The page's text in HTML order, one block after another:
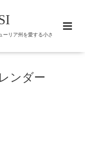
ーリア州を愛する小さ
ンダー